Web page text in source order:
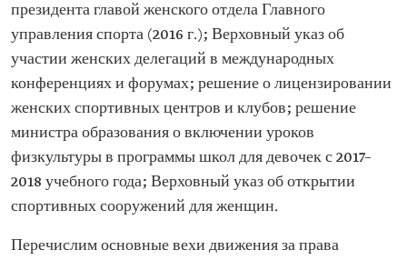
президента главой женского отдела Главного
управления спорта (2016 г.); Верховный указ об
участии женских делегаций в международных
конференциях и форумах; решение о лицензировании
женских спортивных центров и клубов; решение
министра образования о включении уроков
физкультуры в программы школ для девочек с 2017–
2018 учебного года; Верховный указ об открытии
спортивных сооружений для женщин.
Перечислим основные вехи движения за права